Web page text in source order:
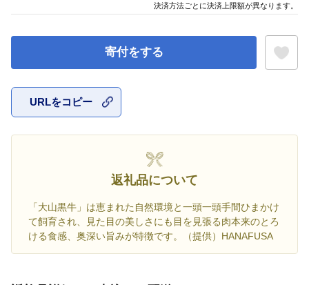
寄付をする
URLをコピー
返礼品について
「大山黒牛」は恵まれた自然環境と一頭一頭手間ひまかけ
て飼育され、見た目の美しさにも目を見張る肉本来のとろ
ける食感、奥深い旨みが特徴です。（提供）HANAFUSA
決済方法ごとに決済上限額が異なります。